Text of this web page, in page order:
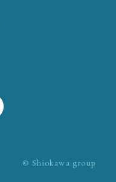
© Shiokawa group